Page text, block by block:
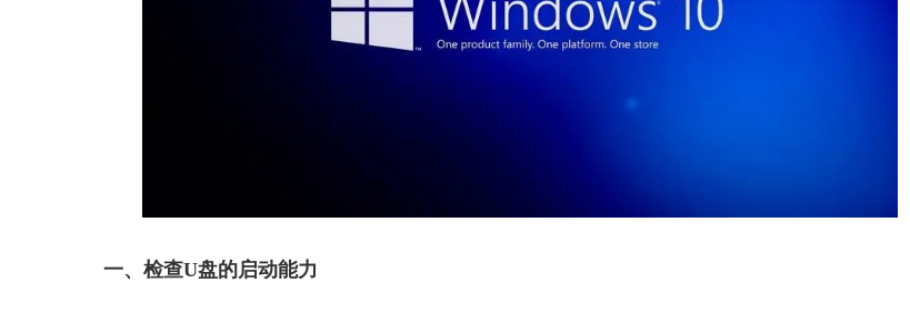
一、检查U盘的启动能力